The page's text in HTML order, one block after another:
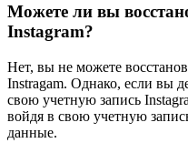
Можете ли вы
Instagram?
Нет, вы не можете
Instragam. Однако, если вы
свою учетную запись
войдя в свою учетную
данные.